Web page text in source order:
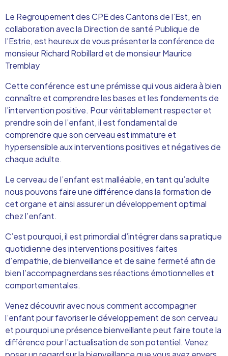
Le Regroupement des CPE des Cantons de l’Est, en
collaboration avec la Direction de santé Publique de
l’Estrie, est heureux de vous présenter la conférence de
monsieur Richard Robillard et de monsieur Maurice
Tremblay
Cette conférence est une prémisse qui vous aidera à bien
connaître et comprendre les bases et les fondements de
l’intervention positive. Pour véritablement respecter et
prendre soin de l’enfant, il est fondamental de
comprendre que son cerveau est immature et
hypersensible aux interventions positives et négatives de
chaque adulte.
Le cerveau de l’enfant est malléable, en tant qu’adulte
nous pouvons faire une différence dans la formation de
cet organe et ainsi assurer un développement optimal
chez l’enfant.
C’est pourquoi, il est primordial d’intégrer dans sa pratique
quotidienne des interventions positives faites
d’empathie, de bienveillance et de saine fermeté afin de
bien l’accompagnerdans ses réactions émotionnelles et
comportementales.
Venez découvrir avec nous comment accompagner
l’enfant pour favoriser le développement de son cerveau
et pourquoi une présence bienveillante peut faire toute la
différence pour l’actualisation de son potentiel. Venez